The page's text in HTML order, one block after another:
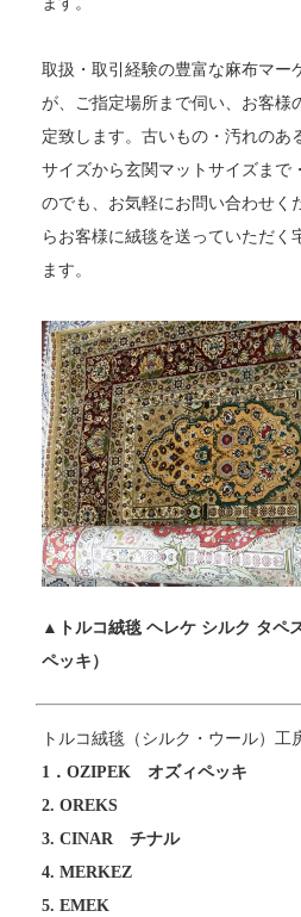
取扱・取引経験の豊富な麻布マー
が、ご指定場所まで伺い、お客様
定致します。古いもの・汚れのあ
サイズから玄関マットサイズまで
のでも、お気軽にお問い合わせく
らお客様に絨毯を送っていただく
ます。
▲トルコ絨毯 ヘレケ シルク タペ
ペッキ）
トルコ絨毯（シルク・ウール）工
1．OZIPEK オズィペッキ
2. OREKS
3. CINAR チナル
4. MERKEZ
5. EMEK